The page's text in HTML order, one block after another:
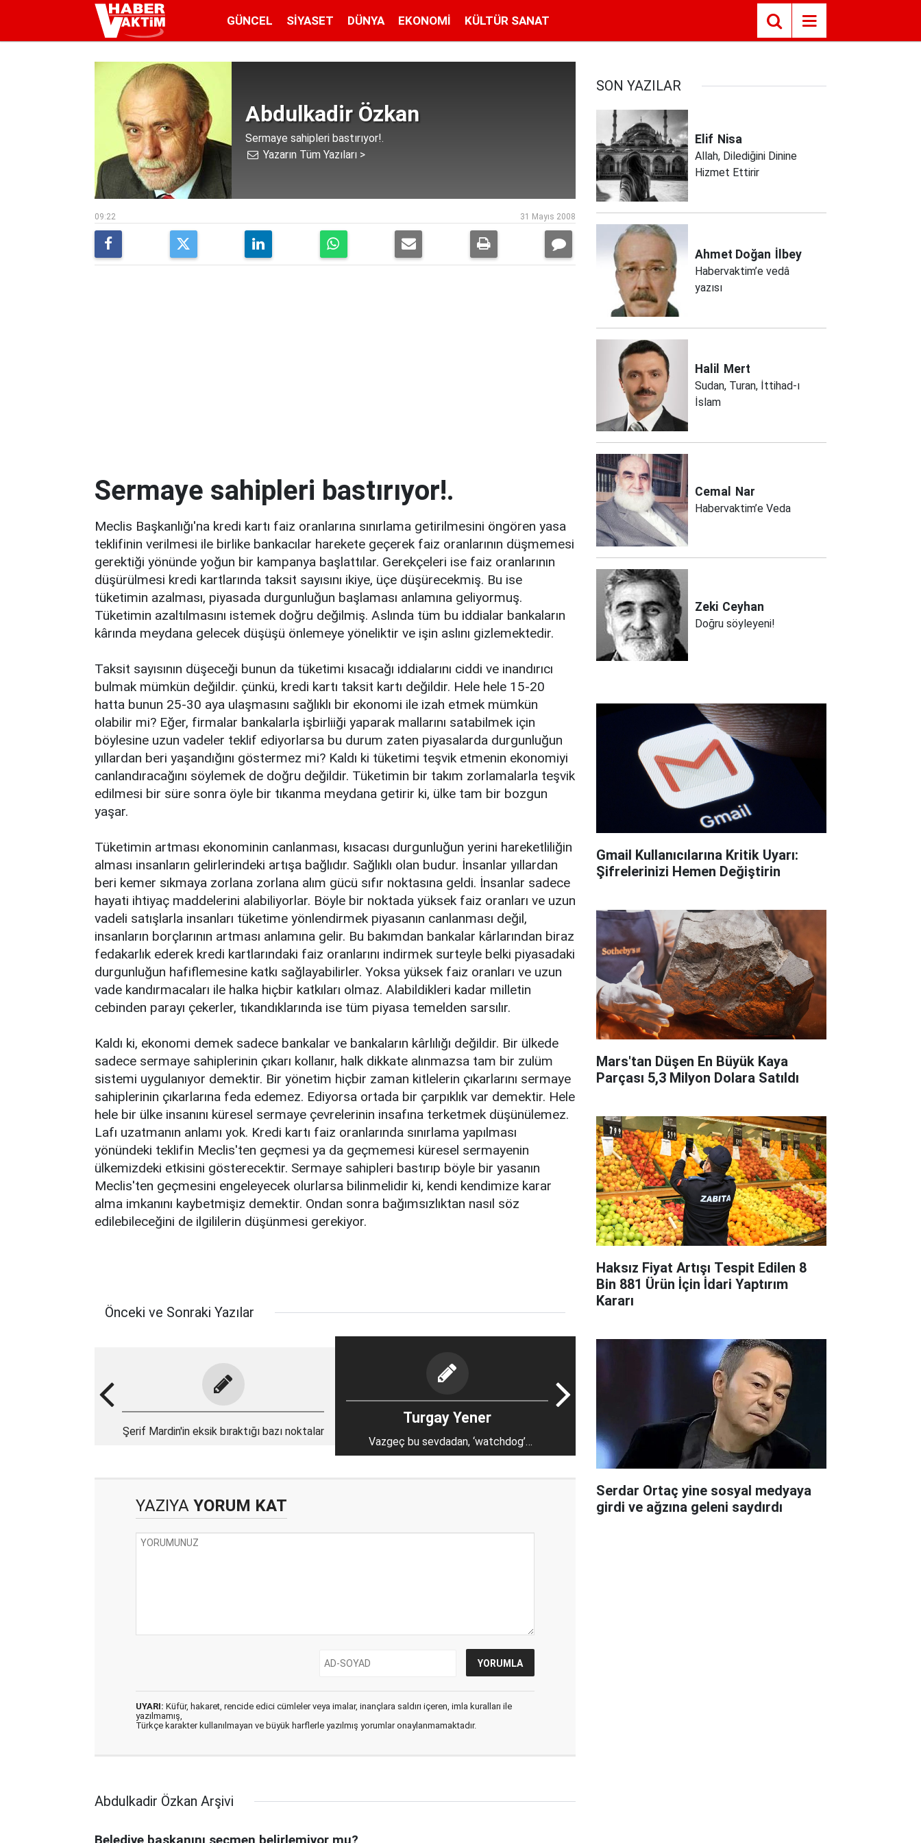
GÜNCEL SIYASET DÜNYA EKONOMI KÜLTÜR SANAT
Abdulkadir Özkan
Sermaye sahipleri bastırıyor!.
Yazarın Tüm Yazıları >
09:22 31 Mayıs 2008
Sermaye sahipleri bastırıyor!.
Meclis Başkanlığı'na kredi kartı faiz oranlarına sınırlama getirilmesini öngören yasa
teklifinin verilmesi ile birlike bankacılar harekete geçerek faiz oranlarının düşmemesi
gerektiği yönünde yoğun bir kampanya başlattılar. Gerekçeleri ise faiz oranlarının
düşürülmesi kredi kartlarında taksit sayısını ikiye, üçe düşürecekmiş. Bu ise
tüketimin azalması, piyasada durgunluğun başlaması anlamına geliyormuş.
Tüketimin azaltılmasını istemek doğru değilmiş. Aslında tüm bu iddialar bankaların
kârında meydana gelecek düşüşü önlemeye yöneliktir ve işin aslını gizlemektedir.
Taksit sayısının düşeceği bunun da tüketimi kısacağı iddialarını ciddi ve inandırıcı
bulmak mümkün değildir. çünkü, kredi kartı taksit kartı değildir. Hele hele 15-20
hatta bunun 25-30 aya ulaşmasını sağlıklı bir ekonomi ile izah etmek mümkün
olabilir mi? Eğer, firmalar bankalarla işbirliiği yaparak mallarını satabilmek için
böylesine uzun vadeler teklif ediyorlarsa bu durum zaten piyasalarda durgunluğun
yıllardan beri yaşandığını göstermez mi? Kaldı ki tüketimi teşvik etmenin ekonomiyi
canlandıracağını söylemek de doğru değildir. Tüketimin bir takım zorlamalarla teşvik
edilmesi bir süre sonra öyle bir tıkanma meydana getirir ki, ülke tam bir bozgun
yaşar.
Tüketimin artması ekonominin canlanması, kısacası durgunluğun yerini hareketliliğin
alması insanların gelirlerindeki artışa bağlıdır. Sağlıklı olan budur. İnsanlar yıllardan
beri kemer sıkmaya zorlana zorlana alım gücü sıfır noktasına geldi. İnsanlar sadece
hayati ihtiyaç maddelerini alabiliyorlar. Böyle bir noktada yüksek faiz oranları ve uzun
vadeli satışlarla insanları tüketime yönlendirmek piyasanın canlanması değil,
insanların borçlarının artması anlamına gelir. Bu bakımdan bankalar kârlarından biraz
fedakarlık ederek kredi kartlarındaki faiz oranlarını indirmek surteyle belki piyasadaki
durgunluğun hafiflemesine katkı sağlayabilirler. Yoksa yüksek faiz oranları ve uzun
vade kandırmacaları ile halka hiçbir katkıları olmaz. Alabildikleri kadar milletin
cebinden parayı çekerler, tıkandıklarında ise tüm piyasa temelden sarsılır.
Kaldı ki, ekonomi demek sadece bankalar ve bankaların kârlılığı değildir. Bir ülkede
sadece sermaye sahiplerinin çıkarı kollanır, halk dikkate alınmazsa tam bir zulüm
sistemi uygulanıyor demektir. Bir yönetim hiçbir zaman kitlelerin çıkarlarını sermaye
sahiplerinin çıkarlarına feda edemez. Ediyorsa ortada bir çarpıklık var demektir. Hele
hele bir ülke insanını küresel sermaye çevrelerinin insafına terketmek düşünülemez.
Lafı uzatmanın anlamı yok. Kredi kartı faiz oranlarında sınırlama yapılması
yönündeki teklifin Meclis'ten geçmesi ya da geçmemesi küresel sermayenin
ülkemizdeki etkisini gösterecektir. Sermaye sahipleri bastırıp böyle bir yasanın
Meclis'ten geçmesini engeleyecek olurlarsa bilinmelidir ki, kendi kendimize karar
alma imkanını kaybetmişiz demektir. Ondan sonra bağımsızlıktan nasıl söz
edilebileceğini de ilgililerin düşünmesi gerekiyor.
Önceki ve Sonraki Yazılar
Şerif Mardin'in eksik bıraktığı bazı noktalar
Turgay Yener
Vazgeç bu sevdadan, ‘watchdog’
olamazsın!
YAZIYA YORUM KAT
UYARI: Küfür, hakaret, rencide edici cümleler veya imalar, inançlara saldırı içeren, imla kuralları ile
yazılmamış,
Türkçe karakter kullanılmayan ve büyük harflerle yazılmış yorumlar onaylanmamaktadır.
Abdulkadir Özkan Arşivi
SON YAZILAR
Elif Nisa
Allah, Dilediğini Dinine
Hizmet Ettirir
Ahmet Doğan İlbey
Habervaktim’e vedâ
yazısı
Halil Mert
Sudan, Turan, İttihad-ı
İslam
Cemal Nar
Habervaktim’e Veda
Zeki Ceyhan
Doğru söyleyeni!
Gmail Kullanıcılarına Kritik Uyarı:
Şifrelerinizi Hemen Değiştirin
Mars'tan Düşen En Büyük Kaya
Parçası 5,3 Milyon Dolara Satıldı
Haksız Fiyat Artışı Tespit Edilen 8
Bin 881 Ürün İçin İdari Yaptırım
Kararı
Serdar Ortaç yine sosyal medyaya
girdi ve ağzına geleni saydırdı